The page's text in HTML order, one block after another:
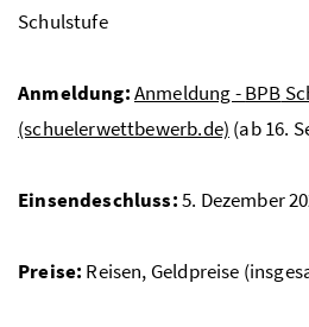
Schulstufe
Anmeldung:Anmeldung -BPB
(schuelerwettbewerb.de) (ab 16.
Einsendeschluss:5. Dezember
Preise: Reisen, Geldpreise